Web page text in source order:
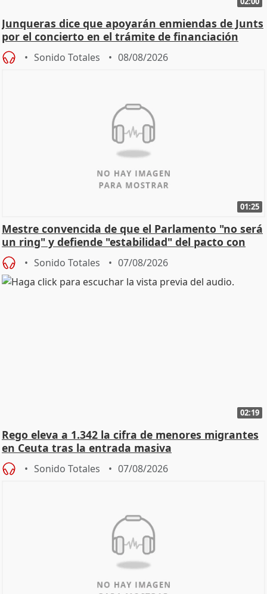
Junqueras dice que apoyarán enmiendas de Junts
por el concierto en el trámite de financiación
Sonido Totales 08/08/2026
01:25
Mestre convencida de que el Parlamento "no será
un ring" y defiende "estabilidad" del pacto con
Vox
Sonido Totales 07/08/2026
02:19
Rego eleva a 1.342 la cifra de menores migrantes
en Ceuta tras la entrada masiva
Sonido Totales 07/08/2026